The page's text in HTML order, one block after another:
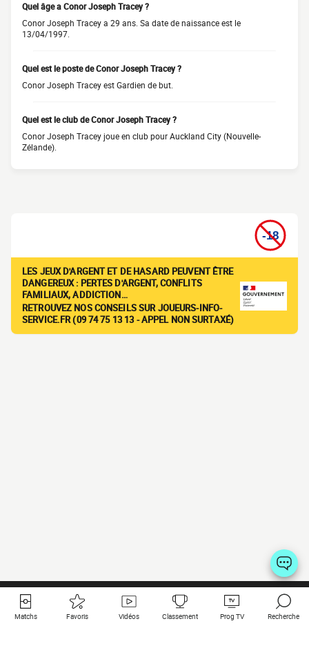
Quel âge a Conor Joseph Tracey ?
Conor Joseph Tracey a 29 ans. Sa date de naissance est le
13/04/1997.
Quel est le poste de Conor Joseph Tracey ?
Conor Joseph Tracey est Gardien de but.
Quel est le club de Conor Joseph Tracey ?
Conor Joseph Tracey joue en club pour Auckland City (Nouvelle-
Zélande).
LES JEUX D'ARGENT ET DE HASARD PEUVENT ÊTRE
DANGEREUX : PERTES D'ARGENT, CONFLITS
FAMILIAUX, ADDICTION…
RETROUVEZ NOS CONSEILS SUR JOUEURS-INFO-
SERVICE.FR (09 74 75 13 13 - APPEL NON SURTAXÉ)
Matchs Favoris Vidéos Classement Prog TV Recherche